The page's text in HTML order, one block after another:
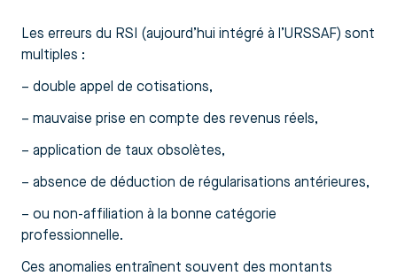
Les erreurs du RSI (aujourd’hui intégré à l’URSSAF) sont
multiples :
– double appel de cotisations,
– mauvaise prise en compte des revenus réels,
– application de taux obsolètes,
– absence de déduction de régularisations antérieures,
– ou non-affiliation à la bonne catégorie
professionnelle.
Ces anomalies entraînent souvent des montants